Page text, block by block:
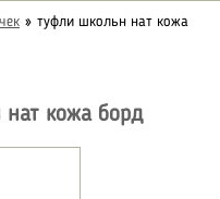
» туфли школьн нат кожа
кожа борд